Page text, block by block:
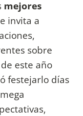
mejores
invita a
sobre
este año
festejarlo días